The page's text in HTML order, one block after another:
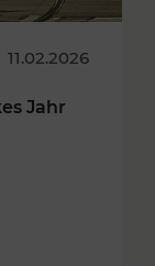
11.02.2026
Jahr